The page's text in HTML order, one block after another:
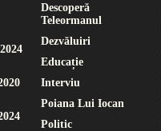
Descoperă
Teleormanul
Dezvăluiri
Educație
Interviu
Poiana Lui Iocan
Politic